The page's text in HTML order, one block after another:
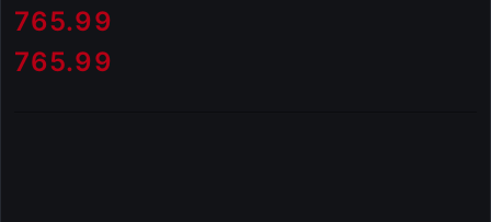
cena:
765.99
Cena:
765.99